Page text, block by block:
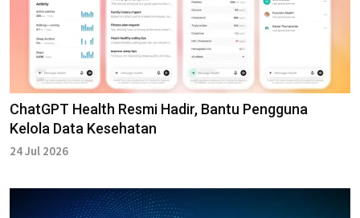
ChatGPT Health Resmi Hadir, Bantu Pengguna
Kelola Data Kesehatan
24 Jul 2026